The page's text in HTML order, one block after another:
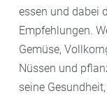
essen und dabei
Empfehlungen.
Gemüse,
Nüssen und
seine